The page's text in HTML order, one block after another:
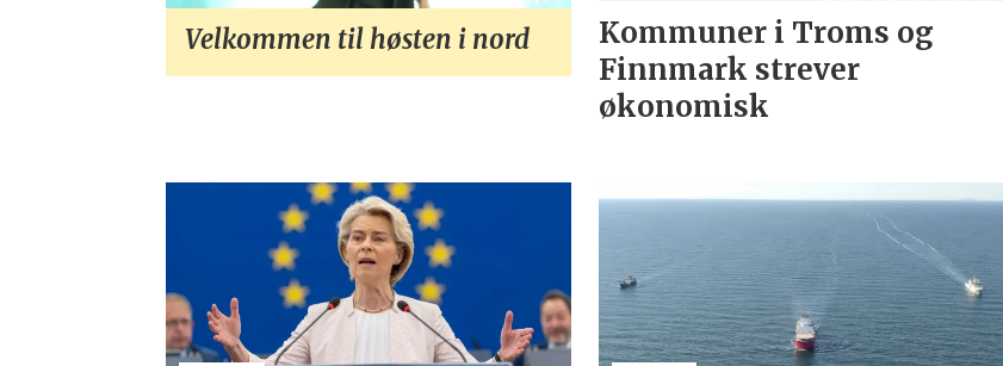
Velkommen til høsten i nord
Kommuner i Troms og
Finnmark strever
økonomisk